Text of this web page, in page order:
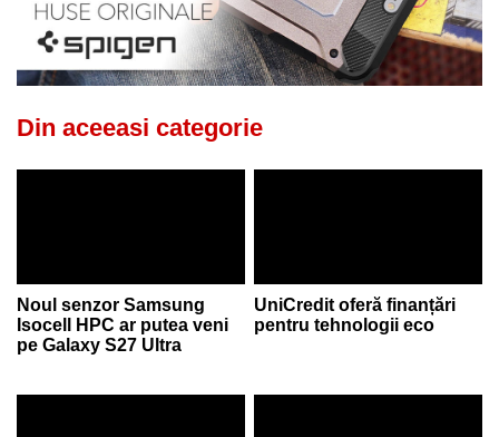
Din aceeasi categorie
Noul senzor Samsung
Isocell HPC ar putea veni
pe Galaxy S27 Ultra
UniCredit oferă finanțări
pentru tehnologii eco